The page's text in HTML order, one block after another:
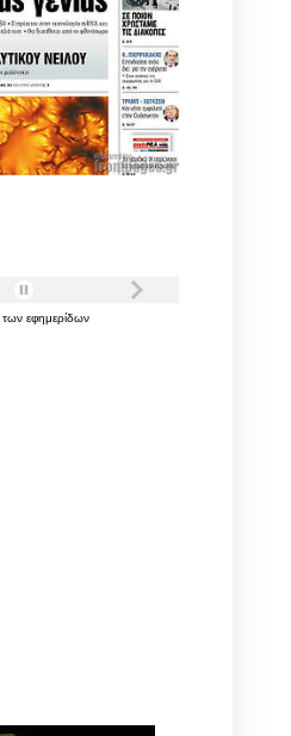
των εφημερίδων